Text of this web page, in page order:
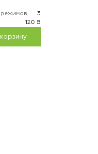
режимов
3
120 В